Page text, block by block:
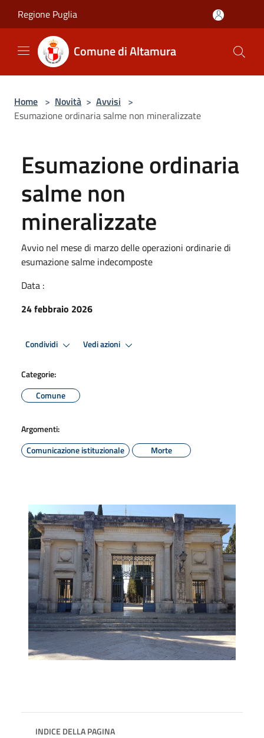
Regione Puglia
Comune di Altamura
Home > Novità > Avvisi >
Esumazione ordinaria salme non mineralizzate
Esumazione ordinaria
salme non
mineralizzate
Avvio nel mese di marzo delle operazioni ordinarie di
esumazione salme indecomposte
Data :
24 febbraio 2026
Condividi Vedi azioni
Categorie:
Comune
Argomenti:
Comunicazione istituzionale
Morte
INDICE DELLA PAGINA